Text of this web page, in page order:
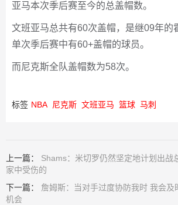
亚马本次季后赛至今的总盖帽数。
文班亚马总共有60次盖帽，是继09年的
单次季后赛中有60+盖帽的球员。
而尼克斯全队盖帽数为58次。
标签 NBA 尼克斯 文班亚马 篮球 马刺
上一篇： Shams：米切罗仍然坚定地计划出战
家中受伤的
下一篇： 詹姆斯：当对手过度协防我时 我会及
机会